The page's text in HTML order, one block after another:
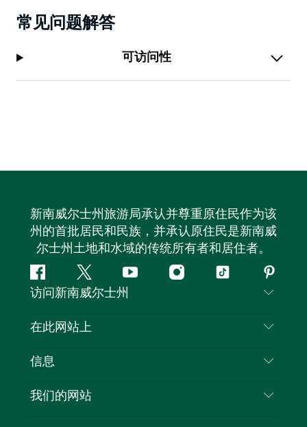
常见问题解答
可访问性
新南威尔士州旅游局承认并尊重原住民作为该
州的首批居民和民族，并承认原住民是新南威
尔士州土地和水域的传统所有者和居住者。
Facebook叽
叽
喳
YouTubeInstagram
抖
访问新南威尔士州
联系我们
隐私
Cookie 通知
在此网站上
目的地
新南威尔士州公路旅行
信息
旅行信息
我们的网站